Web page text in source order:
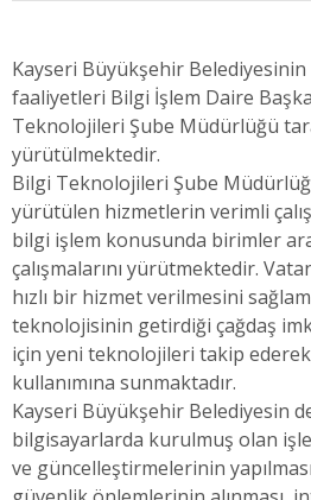
Kayseri Büyükşehir
faaliyetleri Bilgi İşlem Daire
Teknolojileri Şube Müdürlüğü
yürütülmektedir.
Bilgi Teknolojileri Şube
yürütülen hizmetlerin verimli
bilgi işlem konusunda birimler
çalışmalarını yürütmektedir.
hızlı bir hizmet verilmesini
teknolojisinin getirdiği çağdaş
için yeni teknolojileri takip
kullanımına sunmaktadır.
Kayseri Büyükşehir Belediyesin
bilgisayarlarda kurulmuş olan
ve güncelleştirmelerinin